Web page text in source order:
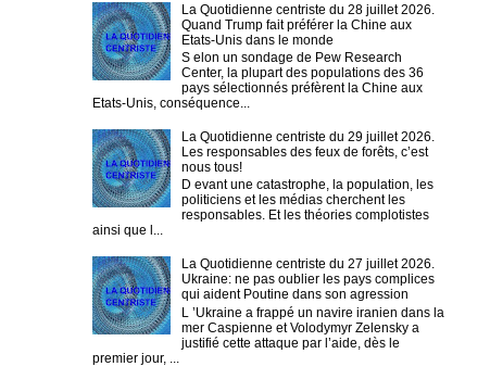
La Quotidienne centriste du 28 juillet 2026.
Quand Trump fait préférer la Chine aux
Etats-Unis dans le monde
S elon un sondage de Pew Research
Center, la plupart des populations des 36
pays sélectionnés préfèrent la Chine aux
Etats-Unis, conséquence...
La Quotidienne centriste du 29 juillet 2026.
Les responsables des feux de forêts, c’est
nous tous!
D evant une catastrophe, la population, les
politiciens et les médias cherchent les
responsables. Et les théories complotistes
ainsi que l...
La Quotidienne centriste du 27 juillet 2026.
Ukraine: ne pas oublier les pays complices
qui aident Poutine dans son agression
L ’Ukraine a frappé un navire iranien dans la
mer Caspienne et Volodymyr Zelensky a
justifié cette attaque par l’aide, dès le
premier jour, ...